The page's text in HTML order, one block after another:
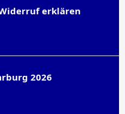
erklären
2026